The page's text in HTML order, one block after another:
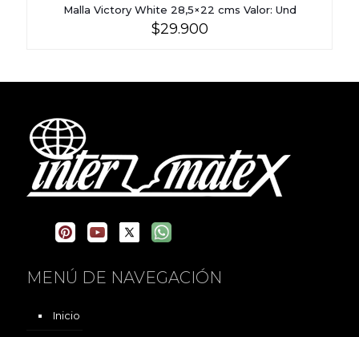
Malla Victory White 28,5×22 cms Valor: Und
$29.900
MENÚ DE NAVEGACIÓN
Inicio